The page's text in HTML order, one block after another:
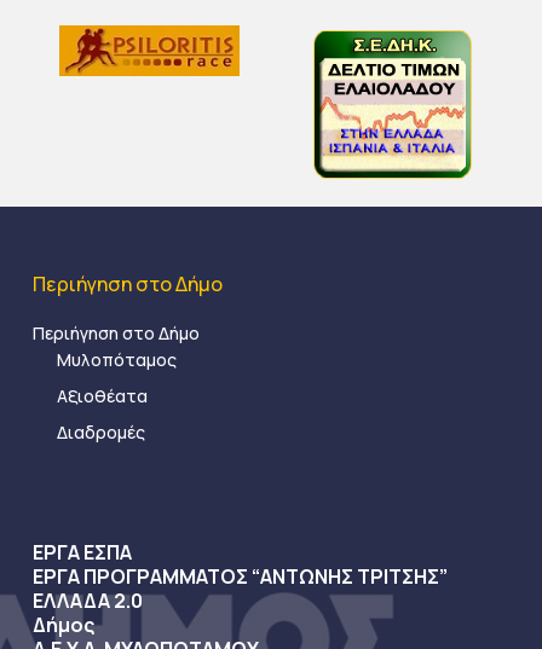
Περιήγηση στο Δήμο
Περιήγηση στο Δήμο
Μυλοπόταμος
Αξιοθέατα
Διαδρομές
ΕΡΓΑ ΕΣΠΑ
ΕΡΓΑ ΠΡΟΓΡΑΜΜΑΤΟΣ “ΑΝΤΩΝΗΣ ΤΡΙΤΣΗΣ”
ΕΛΛΑΔΑ 2.0
Δήμος